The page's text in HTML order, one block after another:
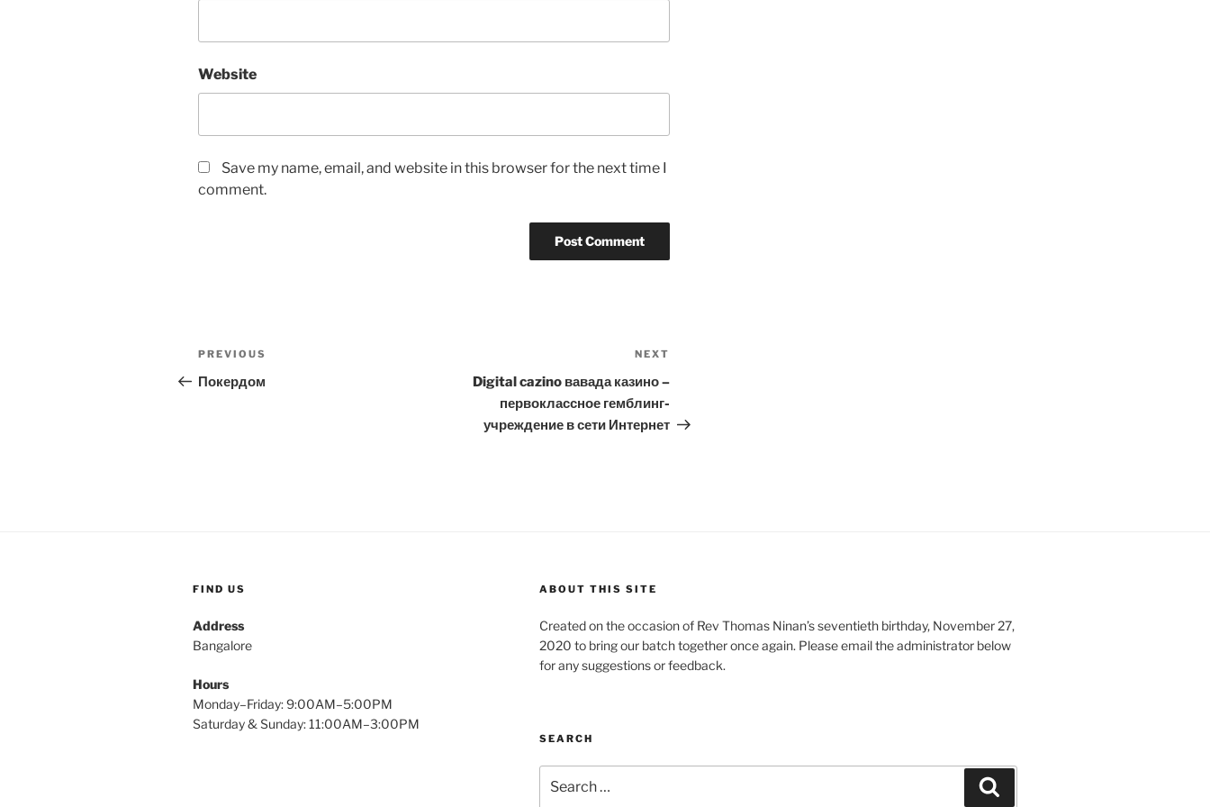
Website
Save my name, email, and website in this browser for the next time I
comment.
Post
navigation
Previous
Post
PREVIOUS
Покердом
Post
NEXT
Digital cazino вавада казино –
первоклассное гемблинг-
учреждение в сети Интернет
FIND US
Address
Bangalore
Hours
Monday–Friday: 9:00AM–5:00PM
Saturday & Sunday: 11:00AM–3:00PM
ABOUT THIS SITE
Created on the occasion of Rev Thomas Ninan’s seventieth birthday, November 27,
2020 to bring our batch together once again. Please email the administrator below
for any suggestions or feedback.
SEARCH
for: